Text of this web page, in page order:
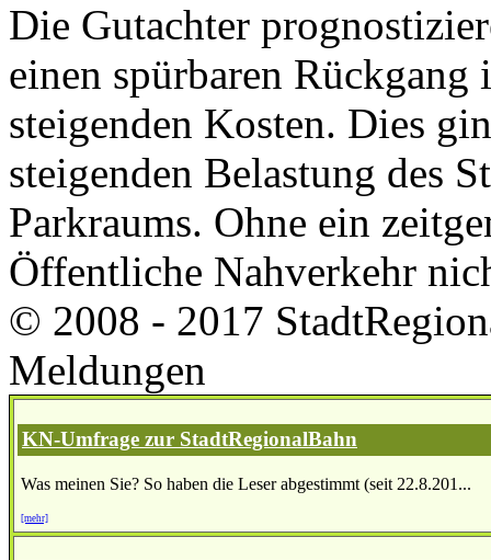
Die Gutachter
einen spürbaren
steigenden Kosten. Dies
steigenden Belastung des
Parkraums. Ohne ein
Öffentliche Nahverkehr
© 2008 - 2017
Meldungen
KN-Umfrage zur StadtRegionalBahn
Was meinen Sie? So haben die Leser abgestimmt (seit 22.8.201...
[mehr]